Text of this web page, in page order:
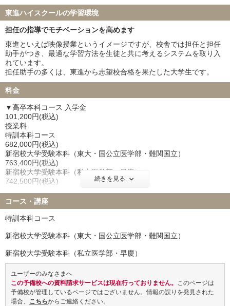
島根大学 7名
佐賀大学 27名
防衛医科大学校 59名
私立大学
慶應義塾大学 39名
東京慈恵会医科大学 19名
順天堂大学 44名
日本医科大学 29名
大阪医科薬科大学 17名
関西医科大学 40名
国際医療福祉大学 48名
自治医科大学 31名
東京医科大学 23名
東邦大学 25名
帝京大学 20名
愛知医科大学 16名
東北医科薬科大学 17名
日本大学 5名
兵庫医科大学 18名
聖マリアンナ医科大学 10名
金沢医科大学 7名
福岡大学 9名
北里大学 22名
岩手医科大学 15名
獨協医科大学 13名
東京女子医科大学 11名
川崎医科大学 2名
※東進ネットワーク生（東進ハイスクール・東進衛星予備校・早稲
田塾）の現役生のみ、高3時在籍者のみの合同実績となります
東進ハイスクールの学習環境
担任の指導でモチベーションを高めます
東進といえば映像授業というイメージですが、校舎では担任と担任
助手がつき、最適な学習方法を生徒と共に考えるシステムを取り入
れています。
担任助手の多くは、東進から志望校合格を果たした大学生です。
料金
▼高卒本科コース 入学金
101,200円(税込)
授業料
特訓本科コース
682,000円(税込)
新宿校大学受験本科（東大・国公立医学部・難関国立）
763,400円(税込)
新宿校大学受験本科（私立医学部・早慶）
742,500円(税込)
コース外受講料
■追加講習講座
1講座につき 77,000円(税込)
90分×5回＋講座修了判定テスト1回 19,250円(税込)
90分×10回＋講座修了判定テスト1回 38,500円(税込)
続きを見る
コース・講座
特訓本科コース
新宿校大学受験本科（東大・国公立医学部・難関国立）
新宿校大学受験本科（私立医学部・早慶）
ユーザーのみなさまへ
この予備校への資料請求サービスは現在行っておりません。 このページは
予備校が管理しているページではございません。情報の誤りを発見された
場合、 こちらからご連絡ください。